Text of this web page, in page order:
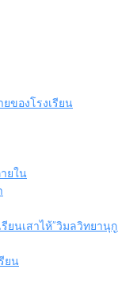
ของโรงเรียน
ยใน
ยนเสาไห้”วิมลวิทยานุกู
ยน